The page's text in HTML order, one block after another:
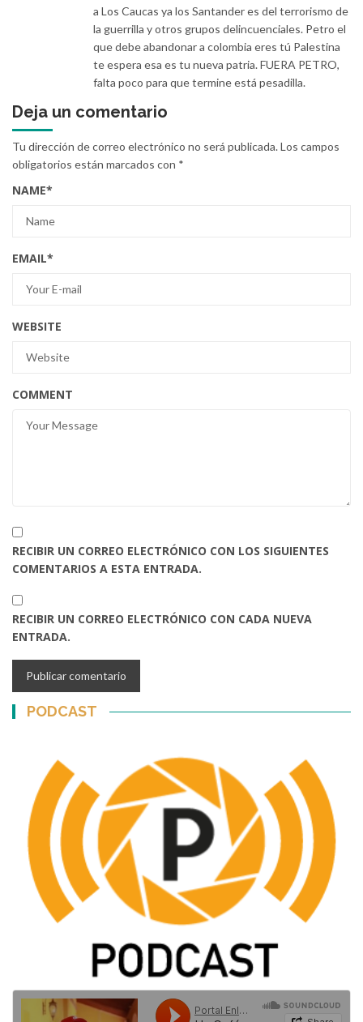
a Los Caucas ya los Santander es del terrorismo de
la guerrilla y otros grupos delincuenciales. Petro el
que debe abandonar a colombia eres tú Palestina
te espera esa es tu nueva patria. FUERA PETRO,
falta poco para que termine está pesadilla.
Deja un comentario
Tu dirección de correo electrónico no será publicada.Los campos
obligatorios están marcados con *
NAME*
EMAIL*
WEBSITE
COMMENT
RECIBIR UN CORREO ELECTRÓNICO CON LOS SIGUIENTES
COMENTARIOS A ESTA ENTRADA.
RECIBIR UN CORREO ELECTRÓNICO CON CADA NUEVA
ENTRADA.
PODCAST